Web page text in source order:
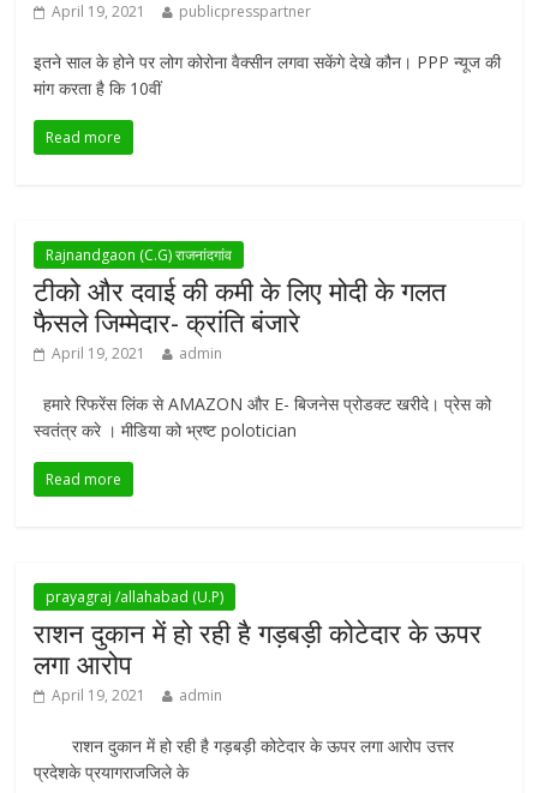
April 19, 2021 publicpresspartner
इतने साल के होने पर लोग कोरोना वैक्सीन लगवा सकेंगे देखे कौन। PPP न्यूज की
मांग करता है कि 10वीं
Read more
Rajnandgaon (C.G) राजनांदगांव
टीको और दवाई की कमी के लिए मोदी के गलत
फैसले जिम्मेदार- क्रांति बंजारे
April 19, 2021 admin
हमारे रिफरेंस लिंक से AMAZON और E- बिजनेस प्रोडक्ट खरीदे। प्रेस को
स्वतंत्र करे । मीडिया को भ्रष्ट polotician
Read more
prayagraj /allahabad (U.P)
राशन दुकान में हो रही है गड़बड़ी कोटेदार के ऊपर
लगा आरोप
April 19, 2021 admin
राशन दुकान में हो रही है गड़बड़ी कोटेदार के ऊपर लगा आरोप उत्तर
प्रदेशके प्रयागराजजिले के